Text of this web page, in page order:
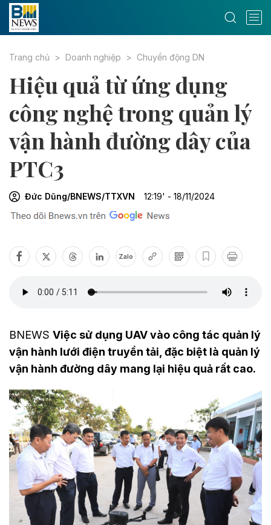
Trang chủ Doanh nghiệp Chuyển động DN
Hiệu quả từ ứng dụng
công nghệ trong quản lý
vận hành đường dây của
PTC3
Đức Dũng/BNEWS/TTXVN 12:19' - 18/11/2024
Zalo
BNEWS Việc sử dụng UAV vào công tác quản lý
vận hành lưới điện truyền tải, đặc biệt là quản lý
vận hành đường dây mang lại hiệu quả rất cao.